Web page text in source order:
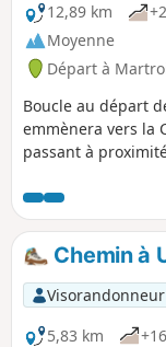
12,89 km
Moyenne
Départ à
Boucle au départ
emmènera vers la
passant à
Chemin à
Visorandonneur
5,83 km